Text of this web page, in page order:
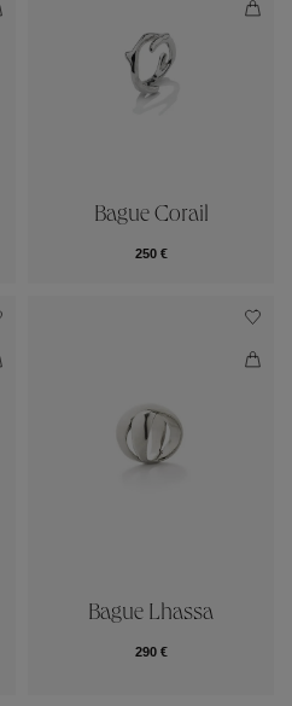
Bague Corail
250 €
Bague Lhassa
290 €